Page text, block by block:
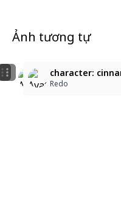
Ảnh tương tự
Miku with a
Lexa_pixai
character:
Redo
character:
Redo